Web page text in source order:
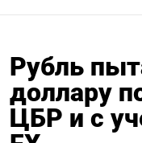
Рубль
доллару
ЦБР и с